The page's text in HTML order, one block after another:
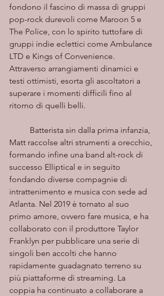
fondono il fascino di massa di gruppi
pop-rock durevoli come Maroon 5 e
The Police, con lo spirito tuttofare di
gruppi indie eclettici come Ambulance
LTD e Kings of Convenience.
Attraverso arrangiamenti dinamici e
testi ottimisti, esorta gli ascoltatori a
superare i momenti difficili fino al
ritorno di quelli belli.
Matt raccolse altri strumenti a orecchio,
formando infine una band alt-rock di
successo Elliptical e in seguito
fondando diverse compagnie di
intrattenimento e musica con sede ad
Atlanta. Nel 2019 è tornato al suo
primo amore, ovvero fare musica, e ha
collaborato con il produttore Taylor
Franklyn per pubblicare una serie di
singoli ben accolti che hanno
rapidamente guadagnato terreno su
più piattaforme di streaming. La
coppia ha continuato a collaborare a